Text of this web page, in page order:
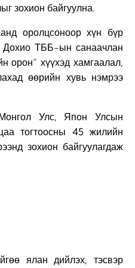
зохион байгуулна.
оролцсоноор хүн бүр
Дохио ТББ-ын санаачлан
орон” хүүхэд хамгаалал,
өөрийн хувь нэмрээ
Улс, Япон Улсын
тогтоосны 45 жилийн
зохион байгуулагдаж
ялан дийлэх, тэсвэр